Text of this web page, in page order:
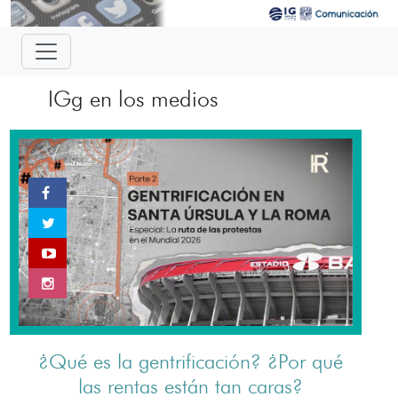
IGg en los medios
¿Qué es la gentrificación? ¿Por qué
las rentas están tan caras?